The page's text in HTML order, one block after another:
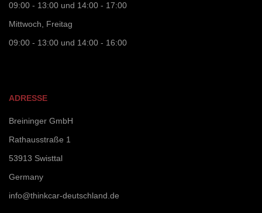
09:00 - 13:00 und 14:00 - 17:00
Mittwoch, Freitag
09:00 - 13:00 und 14:00 - 16:00
ADRESSE
Breininger GmbH
Rathausstraße 1
53913 Swisttal
Germany
info@thinkcar-deutschland.de